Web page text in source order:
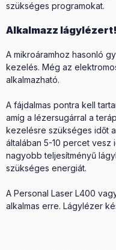
szükséges programokat.
Alkalmazz lágylézert!
A mikroáramhoz hasonló
kezelés. Még az
alkalmazható.
A fájdalmas pontra kell
amíg a lézersugárral a
kezelésre szükséges időt
általában 5-10 percet vesz
nagyobb teljesítményű
szükséges energiát.
A Personal Laser L400
alkalmas erre. Lágylézer